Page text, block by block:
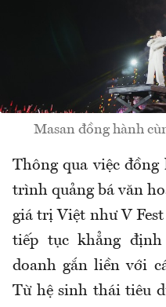
Masan đồng hành
Thông qua việc
trình quảng bá văn
giá trị Việt như V
tiếp tục khẳng
doanh gắn liền với
Từ hệ sinh thái tiêu